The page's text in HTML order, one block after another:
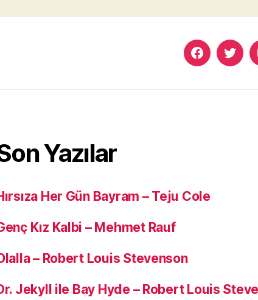
Murat
Facebook
Yazılar
Her Gün Bayram – Teju Cole
Kız Kalbi – Mehmet Rauf
– Robert Louis Stevenson
Jekyll ile Bay Hyde – Robert Louis